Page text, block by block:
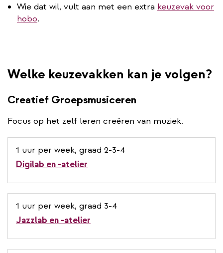
Wie dat wil, vult aan met een extra keuzevak voor
hobo.
Welke keuzevakken kan je volgen?
Creatief Groepsmusiceren
Focus op het zelf leren creëren van muziek.
1 uur per week, graad 2-3-4
Digilab en -atelier
1 uur per week, graad 3-4
Jazzlab en -atelier